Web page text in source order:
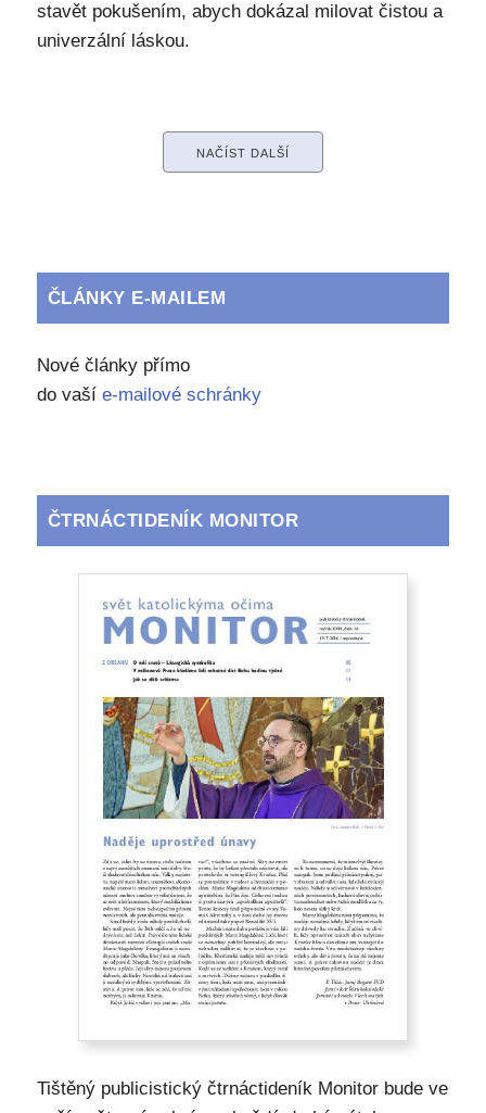
stavět pokušením, abych dokázal milovat čistou a
univerzální láskou.
NAČÍST DALŠÍ
ČLÁNKY E-MAILEM
Nové články přímo
do vaší e-mailové schránky
ČTRNÁCTIDENÍK MONITOR
Tištěný publicistický čtrnáctideník Monitor bude ve